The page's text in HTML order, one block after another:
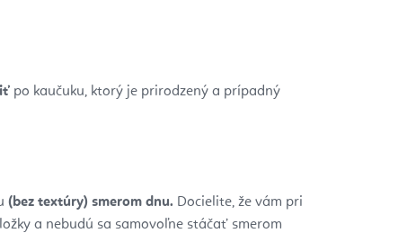
po kaučuku, ktorý je prirodzený a prípadný
(bez textúry) smerom dnu. Docielite, že vám pri
a nebudú sa samovoľne stáčať smerom